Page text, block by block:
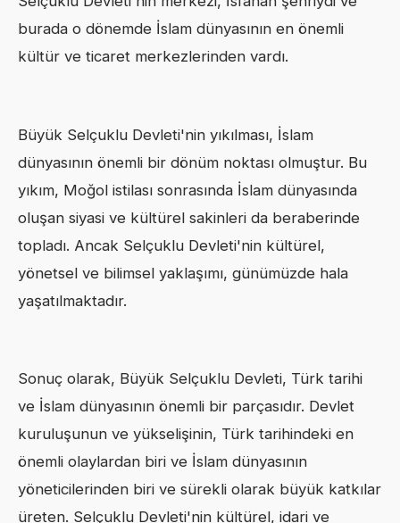
burada o dönemde İslam dünyasının en önemli
kültür ve ticaret merkezlerinden vardı.
Büyük Selçuklu Devleti'nin yıkılması, İslam
dünyasının önemli bir dönüm noktası olmuştur. Bu
yıkım, Moğol istilası sonrasında İslam dünyasında
oluşan siyasi ve kültürel sakinleri da beraberinde
topladı. Ancak Selçuklu Devleti'nin kültürel,
yönetsel ve bilimsel yaklaşımı, günümüzde hala
yaşatılmaktadır.
Sonuç olarak, Büyük Selçuklu Devleti, Türk tarihi
ve İslam dünyasının önemli bir parçasıdır. Devlet
kuruluşunun ve yükselişinin, Türk tarihindeki en
önemli olaylardan biri ve İslam dünyasının
yöneticilerinden biri ve sürekli olarak büyük katkılar
üreten. Selçuklu Devleti'nin kültürel, idari ve